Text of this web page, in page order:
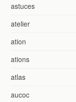
astuces
atelier
ation
ations
atlas
aucoc